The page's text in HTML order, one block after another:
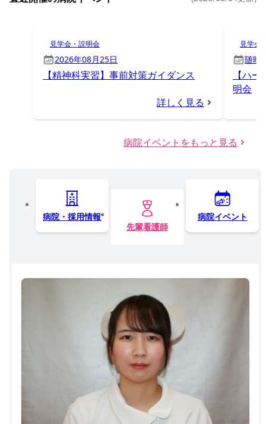
見学会・説明会
2026年08月25日
【精神科実習】事前対策ガイダンス
詳しく見る
見学会
随時
【ハ
明会
病院イベントをもっと見る
病院・採用情報
先輩看護師
病院イベント